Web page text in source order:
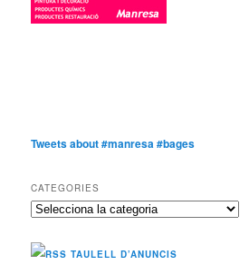
Tweets about #manresa #bages
CATEGORIES
Categories
TAULELL D’ANUNCIS